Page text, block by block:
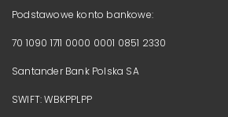
Podstawowe konto bankowe:
70 1090 1711 0000 0001 0851 2330
Santander Bank Polska SA
SWIFT: WBKPPLPP